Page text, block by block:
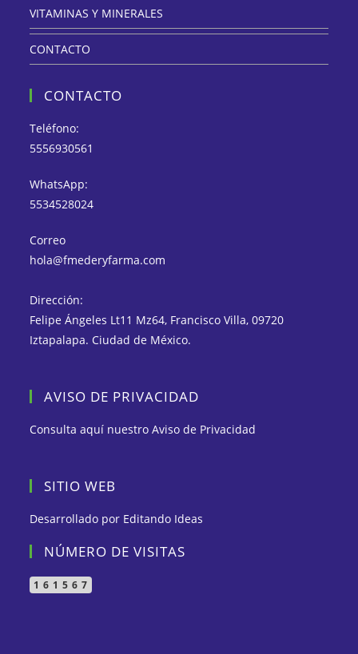
VITAMINAS Y MINERALES
CONTACTO
CONTACTO
Teléfono:
5556930561
WhatsApp:
5534528024
Correo
hola@fmederyfarma.com
Dirección:
Felipe Ángeles Lt11 Mz64, Francisco Villa, 09720
Iztapalapa. Ciudad de México.
AVISO DE PRIVACIDAD
Consulta aquí nuestroAviso de Privacidad
SITIO WEB
Desarrollado por Editando Ideas
NÚMERO DE VISITAS
161567